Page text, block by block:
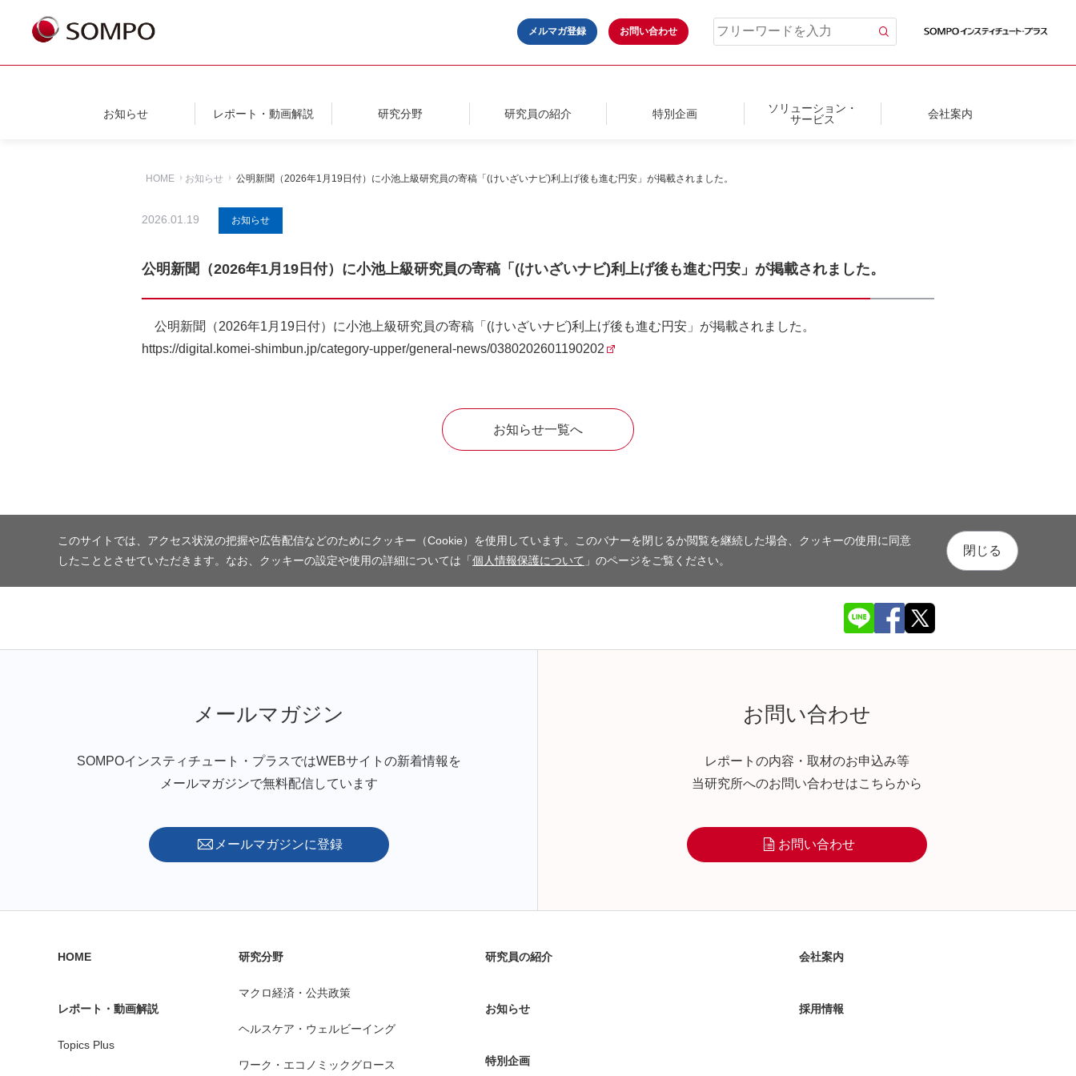
メルマガ登録 お問い合わせ
お知らせ レポート・動画解説 研究分野 研究員の紹介 特別企画
ソリューション・
サービス
会社案内
HOME お知らせ 公明新聞（2026年1月19日付）に小池上級研究員の寄稿「(けいざいナビ)利上げ後も進む円安」が掲載されました。
2026.01.19 お知らせ
公明新聞（2026年1月19日付）に小池上級研究員の寄稿「(けいざいナビ)利上げ後も進む円安」が掲載されました。
公明新聞（2026年1月19日付）に小池上級研究員の寄稿「(けいざいナビ)利上げ後も進む円安」が掲載されました。
https://digital.komei-shimbun.jp/category-upper/general-news/0380202601190202
お知らせ一覧へ
このサイトでは、アクセス状況の把握や広告配信などのためにクッキー（Cookie）を使用しています。このバナーを閉じるか閲覧を継続した場合、クッキーの使用に同意
したこととさせていただきます。なお、クッキーの設定や使用の詳細については「個人情報保護について 」のページをご覧ください。
閉じる
メールマガジン
SOMPOインスティチュート・プラスではWEBサイトの新着情報を
メールマガジンで無料配信しています
メールマガジンに登録
お問い合わせ
レポートの内容・取材のお申込み等
当研究所へのお問い合わせはこちらから
お問い合わせ
HOME
レポート・動画解説
Topics Plus
研究分野
マクロ経済・公共政策
ヘルスケア・ウェルビーイング
ワーク・エコノミックグロース
研究員の紹介
お知らせ
特別企画
会社案内
採用情報